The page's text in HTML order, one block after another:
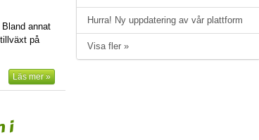
annat
på
Läs mer »
i
Hurra! Ny uppdatering av vår plattform
Visa fler »